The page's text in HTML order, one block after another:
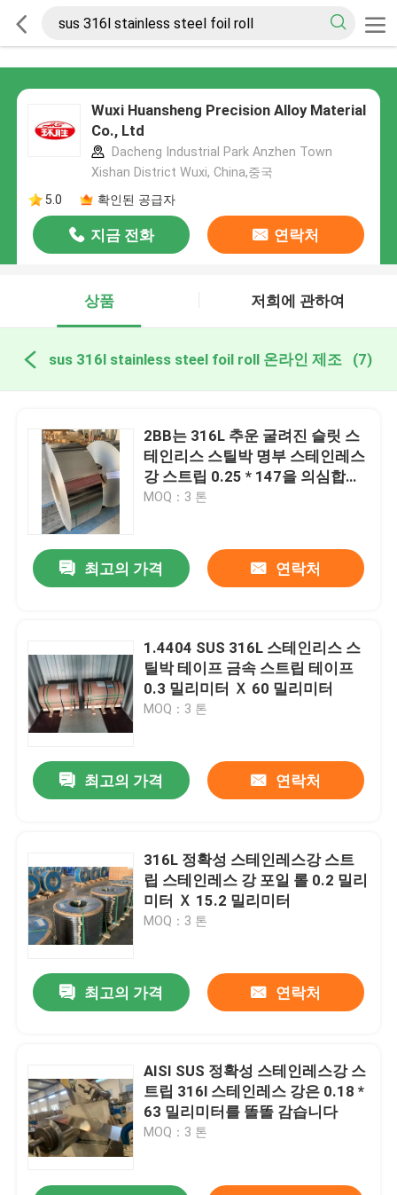
Wuxi Huansheng Precision Alloy Material
Co., Ltd
Dacheng Industrial Park Anzhen Town
Xishan District Wuxi, China,중국
5.0
확인된 공급자
지금 전화 연락처
상품 저희에 관하여
sus 316l stainless steel foil roll 온라인 제조 (7)
2BB는 316L 추운 굴려진 슬릿 스
테인리스 스틸박 명부 스테인레스
강 스트립 0.25 * 147을 의심합니
다
MOQ：3 톤
최고의 가격 연락처
1.4404 SUS 316L 스테인리스 스
틸박 테이프 금속 스트립 테이프
0.3 밀리미터 Ｘ 60 밀리미터
MOQ：3 톤
최고의 가격 연락처
316L 정확성 스테인레스강 스트
립 스테인레스 강 포일 롤 0.2 밀리
미터 Ｘ 15.2 밀리미터
MOQ：3 톤
최고의 가격 연락처
AISI SUS 정확성 스테인레스강 스
트립 316l 스테인레스 강은 0.18 *
63 밀리미터를 똘똘 감습니다
MOQ：3 톤